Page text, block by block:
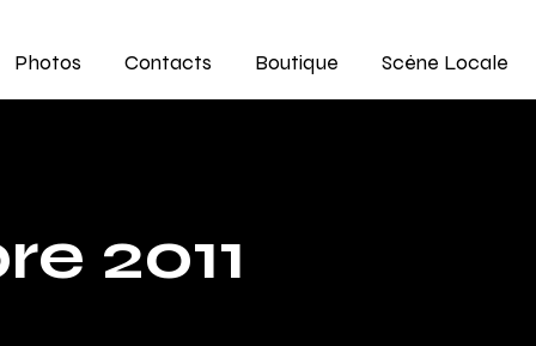
Photos Contacts Boutique Scène Locale
2011